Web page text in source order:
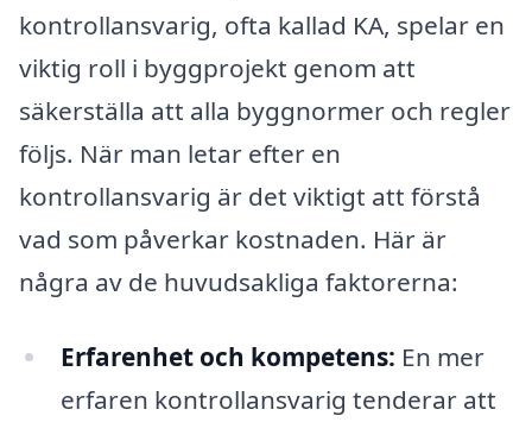
kontrollansvarig, ofta kallad KA, spelar en
viktig roll i byggprojekt genom att
säkerställa att alla byggnormer och regler
följs. När man letar efter en
kontrollansvarig är det viktigt att förstå
vad som påverkar kostnaden. Här är
några av de huvudsakliga faktorerna:
Erfarenhet och kompetens: En mer
erfaren kontrollansvarig tenderar att